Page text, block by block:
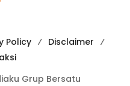
Policy
Disclaimer
Grup Bersatu